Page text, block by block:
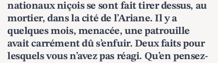
nationaux niçois se sont fait tirer dessus, au
mortier, dans la cité de l’Ariane. Il y a
quelques mois, menacée, une patrouille
avait carrément dû s’enfuir. Deux faits pour
lesquels vous n’avez pas réagi. Qu’en pensez-